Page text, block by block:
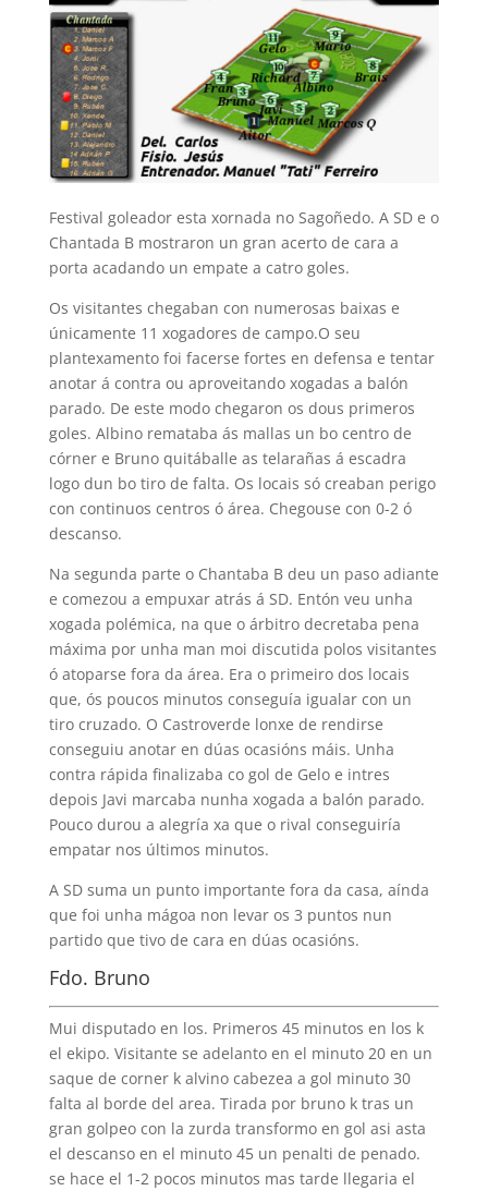
Festival goleador esta xornada no Sagoñedo. A SD e o
Chantada B mostraron un gran acerto de cara a
porta acadando un empate a catro goles.
Os visitantes chegaban con numerosas baixas e
únicamente 11 xogadores de campo.O seu
plantexamento foi facerse fortes en defensa e tentar
anotar á contra ou aproveitando xogadas a balón
parado. De este modo chegaron os dous primeros
goles. Albino remataba ás mallas un bo centro de
córner e Bruno quitáballe as telarañas á escadra
logo dun bo tiro de falta. Os locais só creaban perigo
con continuos centros ó área. Chegouse con 0-2 ó
descanso.
Na segunda parte o Chantaba B deu un paso adiante
e comezou a empuxar atrás á SD. Entón veu unha
xogada polémica, na que o árbitro decretaba pena
máxima por unha man moi discutida polos visitantes
ó atoparse fora da área. Era o primeiro dos locais
que, ós poucos minutos conseguía igualar con un
tiro cruzado. O Castroverde lonxe de rendirse
conseguiu anotar en dúas ocasións máis. Unha
contra rápida finalizaba co gol de Gelo e intres
depois Javi marcaba nunha xogada a balón parado.
Pouco durou a alegría xa que o rival conseguiría
empatar nos últimos minutos.
A SD suma un punto importante fora da casa, aínda
que foi unha mágoa non levar os 3 puntos nun
partido que tivo de cara en dúas ocasións.
Fdo. Bruno
Mui disputado en los. Primeros 45 minutos en los k
el ekipo. Visitante se adelanto en el minuto 20 en un
saque de corner k alvino cabezea a gol minuto 30
falta al borde del area. Tirada por bruno k tras un
gran golpeo con la zurda transformo en gol asi asta
el descanso en el minuto 45 un penalti de penado.
se hace el 1-2 pocos minutos mas tarde llegaria el